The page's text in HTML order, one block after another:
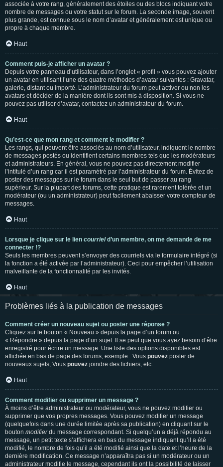
associée à votre rang, généralement des étoiles ou des blocs indiquant votre
nombre de messages ou votre statut sur le forum. La seconde image, souvent
plus grande, est connue sous le nom d’avatar et généralement est unique ou
propre à chaque membre.
Haut
Comment puis-je afficher un avatar ?
Depuis votre panneau d’utilisateur, dans l’onglet « profil » vous pouvez ajouter
un avatar en utilisant l’une des quatre méthodes d’avatar suivantes : Gravatar,
galerie, distant ou importé. L’administrateur du forum peut activer ou non les
avatars et décider de la manière dont ils sont mis à disposition. Si vous ne
pouvez pas utiliser d’avatar, contactez un administrateur du forum.
Haut
Qu’est-ce que mon rang et comment le modifier ?
Les rangs, qui peuvent être associés au nom d’utilisateur, indiquent le nombre
de messages postés ou identifient certains membres tels que les modérateurs
et administrateurs. En général, vous ne pouvez pas directement modifier
l’intitulé d’un rang car il est paramétré par l’administrateur du forum. Évitez de
poster des messages sur le forum dans le seul but de passer au rang
supérieur. Sur la plupart des forums, cette pratique est rarement tolérée et un
modérateur (ou un administrateur) peut facilement abaisser votre compteur de
messages.
Haut
Lorsque je clique sur le lien courrield’un membre, on me demande de me
connecter !?
Seuls les membres peuvent s’envoyer des courriels via le formulaire intégré (si
la fonction a été activée par l’administrateur). Ceci pour empêcher l’utilisation
malveillante de la fonctionnalité par les invités.
Haut
Problèmes liés à la publication de messages
Comment créer un nouveau sujet ou poster une réponse ?
Cliquez sur le bouton « Nouveau » depuis la page d’un forum ou
« Répondre » depuis la page d’un sujet. Il se peut que vous ayez besoin d’être
enregistré pour écrire un message. Une liste des options disponibles est
affichée en bas de page des forums, exemple : Vous pouvez poster de
nouveaux sujets, Vous pouvez joindre des fichiers, etc.
Haut
Comment modifier ou supprimer un message ?
À moins d’être administrateur ou modérateur, vous ne pouvez modifier ou
supprimer que vos propres messages. Vous pouvez modifier un message
(quelquefois dans une durée limitée après sa publication) en cliquant sur le
bouton modifierdu message correspondant. Si quelqu’un a déjà répondu au
message, un petit texte s’affichera en bas du message indiquant qu’il a été
modifié, le nombre de fois qu’il a été modifié ainsi que la date et l’heure de la
dernière modification. Ce message n’apparaîtra pas si un modérateur ou un
administrateur modifie le message, cependant ils ont la possibilité de laisser